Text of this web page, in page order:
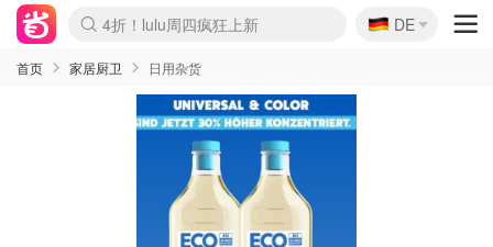
Boticinal 夏促开抢！
4折！lulu周四疯狂上新
还没结束！&OtherStories大促
Joybuy变相75折 随时失效
速领！Stanley独家85折
疑似霸哥！Camper额外叠85折
Zalando 奥莱闪促！每日更新
Moncler反季囤！5折起+叠9折
Coach Brooklyn仅€192
🇩🇪
DE
首页 家居厨卫 日用杂货